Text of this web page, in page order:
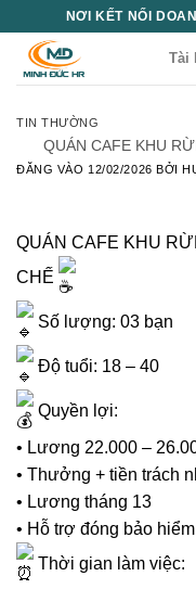
NƠI KẾT NỐI
Tài
TIN THƯỜNG
QUÁN CAFE KHU
ĐĂNG VÀO 12/02/2026 BỞI
QUÁN CAFE KHU
CHẾ
Số lượng: 03 bạn
Độ tuổi: 18 – 40
Quyền lợi:
• Lương 22.000 –
• Thưởng + tiền trách
• Lương tháng 13
• Hỗ trợ đóng bảo hiểm
Thời gian làm việc: